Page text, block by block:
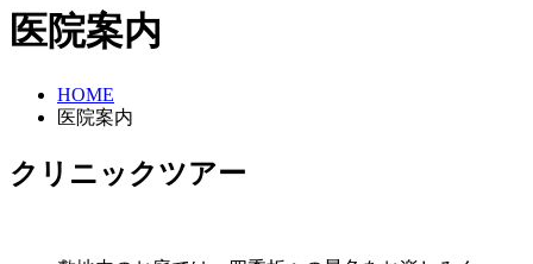
医院案内
HOME
医院案内
クリニックツアー